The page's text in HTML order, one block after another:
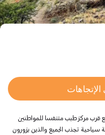
قرب مركز طبب متنفسا للمواطنين
سياحية تجذب الجميع والذين يزورون